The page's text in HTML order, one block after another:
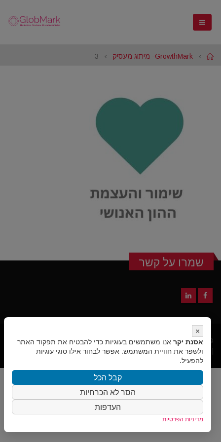
Home
GrowthMark- מיתוג מעסיק 3
שמרו על קשר
© כל הזכויות שמורות לגלובמרק - פתרונות שיווק | מדיניות הפרטיות
הצהרת נגישות|בניית אתרי וורדפרס- אביחי
×
אסנת יקר אנו משתמשים בעוגיות כדי להבטיח את תפקוד האתר
ולשפר את חוויית המשתמש. אפשר לבחור אילו סוגי עוגיות
להפעיל.
קבל הכל
הסר לא הכרחיות
העדפות
מדיניות הפרטיות